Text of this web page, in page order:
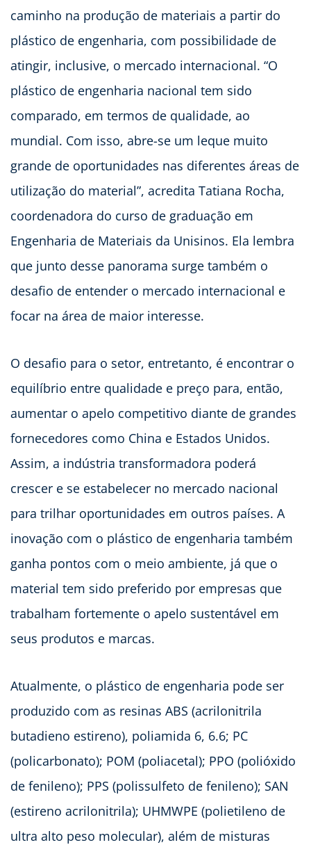
caminho na produção de materiais a partir do
plástico de engenharia, com possibilidade de
atingir, inclusive, o mercado internacional. “O
plástico de engenharia nacional tem sido
comparado, em termos de qualidade, ao
mundial. Com isso, abre-se um leque muito
grande de oportunidades nas diferentes áreas de
utilização do material”, acredita Tatiana Rocha,
coordenadora do curso de graduação em
Engenharia de Materiais da Unisinos. Ela lembra
que junto desse panorama surge também o
desafio de entender o mercado internacional e
focar na área de maior interesse.
O desafio para o setor, entretanto, é encontrar o
equilíbrio entre qualidade e preço para, então,
aumentar o apelo competitivo diante de grandes
fornecedores como China e Estados Unidos.
Assim, a indústria transformadora poderá
crescer e se estabelecer no mercado nacional
para trilhar oportunidades em outros países. A
inovação com o plástico de engenharia também
ganha pontos com o meio ambiente, já que o
material tem sido preferido por empresas que
trabalham fortemente o apelo sustentável em
seus produtos e marcas.
Atualmente, o plástico de engenharia pode ser
produzido com as resinas ABS (acrilonitrila
butadieno estireno), poliamida 6, 6.6; PC
(policarbonato); POM (poliacetal); PPO (polióxido
de fenileno); PPS (polissulfeto de fenileno); SAN
(estireno acrilonitrila); UHMWPE (polietileno de
ultra alto peso molecular), além de misturas